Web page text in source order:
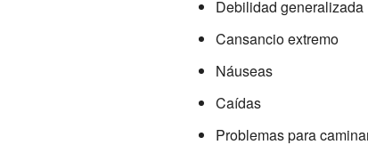
Debilidad generalizada
Cansancio extremo
Náuseas
Caídas
Problemas para